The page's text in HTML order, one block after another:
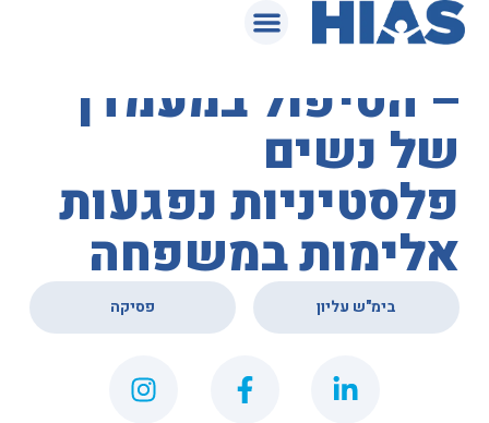
המאגר המשפטי
בית המשפט העליון
– הטיפול במעמדן
של נשים
פלסטיניות נפגעות
אלימות במשפחה
בימ"ש עליון פסיקה